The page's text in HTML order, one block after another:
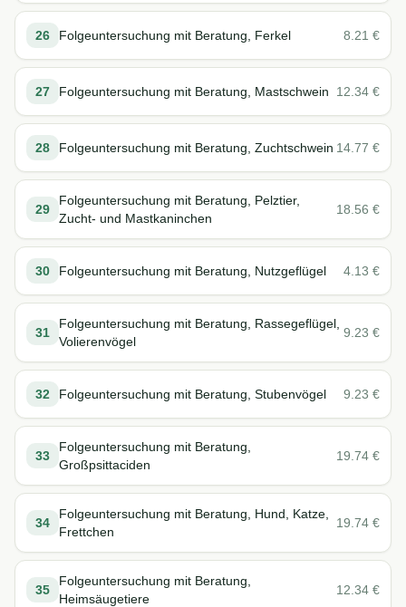
26 Folgeuntersuchung mit Beratung, Ferkel 8.21 €
27 Folgeuntersuchung mit Beratung, Mastschwein 12.34 €
28 Folgeuntersuchung mit Beratung, Zuchtschwein 14.77 €
29
Folgeuntersuchung mit Beratung, Pelztier,
Zucht- und Mastkaninchen
18.56 €
30 Folgeuntersuchung mit Beratung, Nutzgeflügel 4.13 €
31
Folgeuntersuchung mit Beratung, Rassegeflügel,
Volierenvögel
9.23 €
32 Folgeuntersuchung mit Beratung, Stubenvögel 9.23 €
33
Folgeuntersuchung mit Beratung,
Großpsittaciden
19.74 €
34
Folgeuntersuchung mit Beratung, Hund, Katze,
Frettchen
19.74 €
35
Folgeuntersuchung mit Beratung,
Heimsäugetiere
12.34 €